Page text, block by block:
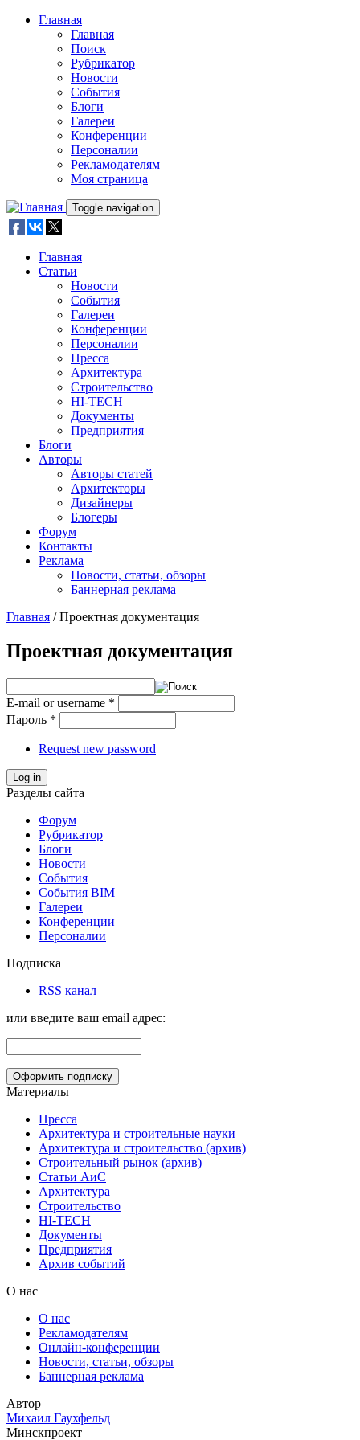
Skip to main content
Главная
Главная
Поиск
Рубрикатор
Новости
События
Блоги
Галереи
Конференции
Персоналии
Рекламодателям
Моя страница
Toggle navigation
Главная
Статьи
Новости
События
Галереи
Конференции
Персоналии
Пресса
Архитектура
Строительство
HI-TECH
Документы
Предприятия
Блоги
Авторы
Авторы статей
Архитекторы
Дизайнеры
Блогеры
Форум
Контакты
Реклама
Новости, статьи, обзоры
Баннерная реклама
Главная / Проектная документация
Проектная документация
E-mail or username *
Пароль *
Request new password
Log in
Разделы сайта
Форум
Рубрикатор
Блоги
Новости
События
События BIM
Галереи
Конференции
Персоналии
Подписка
RSS канал
или введите ваш email адрес:
Материалы
Пресса
Архитектура и строительные науки
Архитектура и строительство (архив)
Строительный рынок (архив)
Статьи АиС
Архитектура
Строительство
HI-TECH
Документы
Предприятия
Архив событий
О нас
О нас
Рекламодателям
Онлайн-конференции
Новости, статьи, обзоры
Баннерная реклама
Автор
Михаил Гаухфельд
Минскпроект